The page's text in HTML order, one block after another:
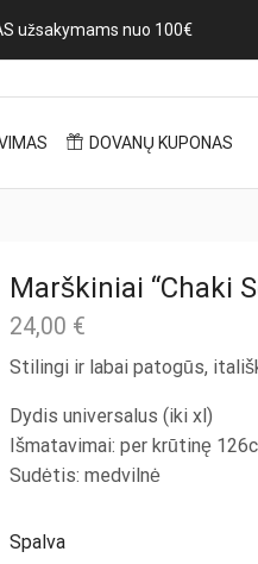
kasdien! Rinktis
DOVANŲ KUPONAS
Marškiniai “Chaki
24,00 €
Stilingi ir labai patogūs,
Dydis universalus (iki xl)
Išmatavimai: per krūtinę
Sudėtis: medvilnė
Spalva